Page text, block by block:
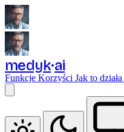
medyk ai
Funkcje Korzyści Jak to działa